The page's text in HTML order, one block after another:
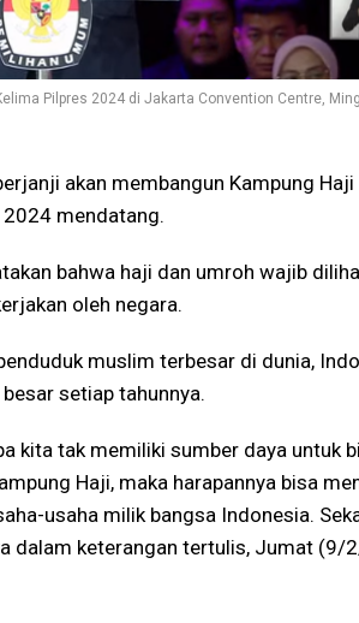
Pilpres 2024 di Jakarta Convention Centre,
akan membangun Kampung
mendatang.
bahwa haji dan umroh wajib
oleh negara.
muslim terbesar di dunia,
setiap tahunnya.
kita tak memiliki sumber daya untuk
Haji, maka harapannya bisa
usaha milik bangsa Indonesia.
dalam keterangan tertulis, Jumat (9/